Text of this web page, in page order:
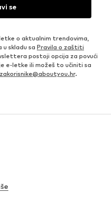
se
o aktualnim trendovima,
u skladu sa Pravila o zaštiti
postoji opcija za povući
e-letke ili možeš to učiniti sa
.